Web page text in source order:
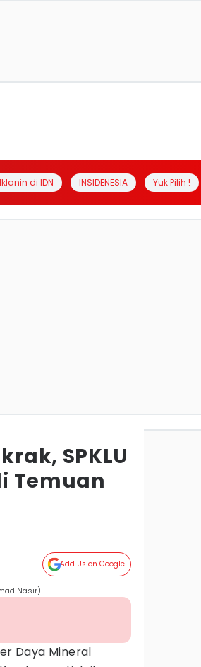
Iklanin di IDN INSIDENESIA Yuk Pilih !
SPKLU
Temuan
Add Us on Google
Nasir)
Daya Mineral